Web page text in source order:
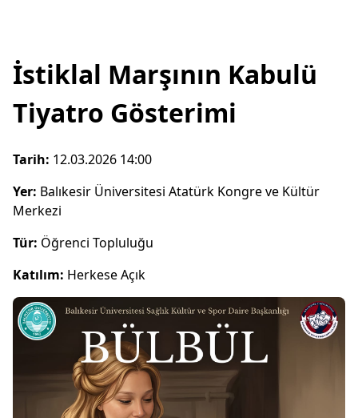
İstiklal Marşının Kabulü
Tiyatro Gösterimi
Tarih: 12.03.2026 14:00
Yer: Balıkesir Üniversitesi Atatürk Kongre ve Kültür
Merkezi
Tür: Öğrenci Topluluğu
Katılım: Herkese Açık